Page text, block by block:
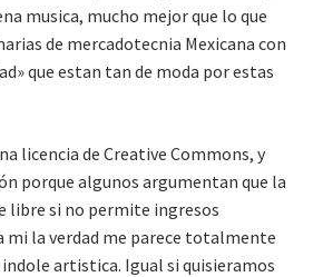
musica, mucho mejor que lo que
de mercadotecnia Mexicana con
que estan tan de moda por estas
licencia de Creative Commons, y
porque algunos argumentan que la
libre si no permite ingresos
mi la verdad me parece totalmente
artistica. Igual si quisieramos